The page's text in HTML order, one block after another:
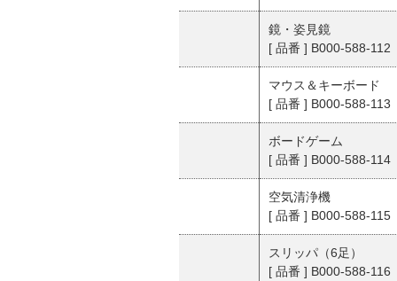
鏡・姿見鏡
[ 品番 ] B000-588-112
マウス＆キーボード
[ 品番 ] B000-588-113
ボードゲーム
[ 品番 ] B000-588-114
空気清浄機
[ 品番 ] B000-588-115
スリッパ（6足）
[ 品番 ] B000-588-116